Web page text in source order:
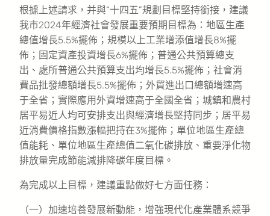
根據上述請求，并與“十四五”規劃目標堅持銜接，建議
我市2024年經濟社會發展重要預期目標為：地區生產
總值增長5.5%擺佈；規模以上工業增添值增長8%擺
佈；固定資產投資增長6%擺佈；普通公共預算總支
出、處所普通公共預算支出均增長5.5%擺佈；社會消
費品批發總額增長5.5%擺佈；外貿進出口總額增速高
于全省；實際應用外資增速高于全國全省；城鎮和農村
居平易近人均可安排支出與經濟增長堅持同步；居平易
近消費價格指數漲幅把持在3%擺佈；單位地區生產總
值能耗、單位地區生產總值二氧化碳排放、重要淨化物
排放量完成節能減排降碳年度目標。
為完成以上目標，建議重點做好七方面任務：
（一）加速培養發展新動能，增強現代化產業體系競爭